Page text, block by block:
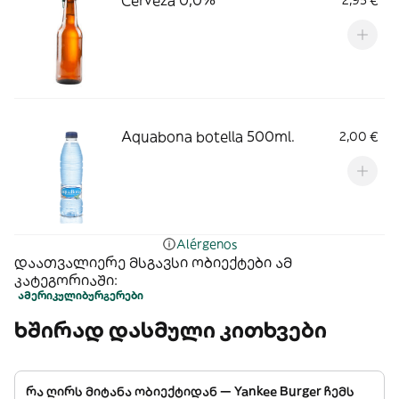
Aquabona botella 500ml. 2,00 €
Alérgenos
დაათვალიერე მსგავსი ობიექტები ამ
კატეგორიაში:
ამერიკულიბურგერები
ხშირად დასმული კითხვები
რა ღირს მიტანა ობიექტიდან — Yankee Burger ჩემს